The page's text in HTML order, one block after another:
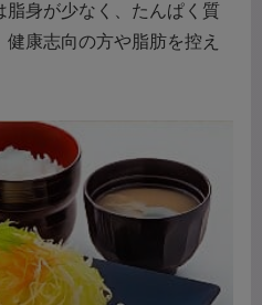
脂身が少なく、たんぱく質
康志向の方や脂肪を控え